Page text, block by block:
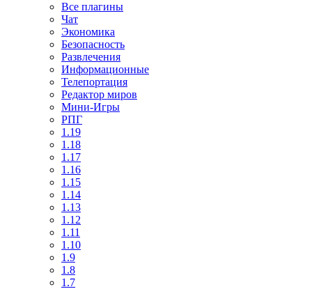
Все плагины
Чат
Экономика
Безопасность
Развлечения
Информационные
Телепортация
Редактор миров
Мини-Игры
РПГ
1.19
1.18
1.17
1.16
1.15
1.14
1.13
1.12
1.11
1.10
1.9
1.8
1.7